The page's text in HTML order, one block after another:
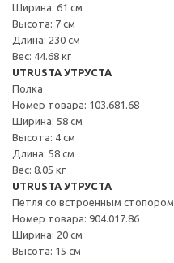
Ширина: 61 см
Высота: 7 см
Длина: 230 см
Вес: 44.68 кг
UTRUSTA УТРУСТА
Полка
Номер товара: 103.681.68
Ширина: 58 см
Высота: 4 см
Длина: 58 см
Вес: 8.05 кг
UTRUSTA УТРУСТА
Петля со встроенным стопором
Номер товара: 904.017.86
Ширина: 20 см
Высота: 15 см